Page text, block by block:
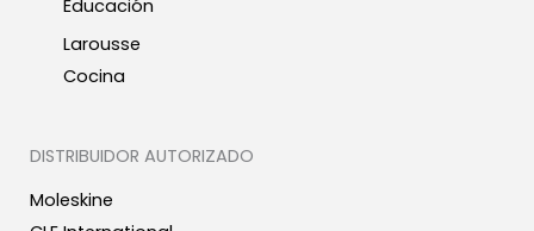
Educación
Larousse
Cocina
DISTRIBUIDOR AUTORIZADO
Moleskine